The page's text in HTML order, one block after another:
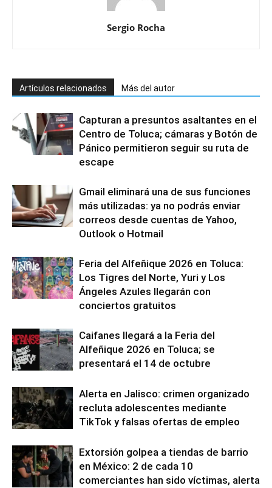
Sergio Rocha
Artículos relacionados Más del autor
Capturan a presuntos asaltantes en el
Centro de Toluca; cámaras y Botón de
Pánico permitieron seguir su ruta de
escape
Gmail eliminará una de sus funciones
más utilizadas: ya no podrás enviar
correos desde cuentas de Yahoo,
Outlook o Hotmail
Feria del Alfeñique 2026 en Toluca:
Los Tigres del Norte, Yuri y Los
Ángeles Azules llegarán con
conciertos gratuitos
Caifanes llegará a la Feria del
Alfeñique 2026 en Toluca; se
presentará el 14 de octubre
Alerta en Jalisco: crimen organizado
recluta adolescentes mediante
TikTok y falsas ofertas de empleo
Extorsión golpea a tiendas de barrio
en México: 2 de cada 10
comerciantes han sido víctimas, alerta